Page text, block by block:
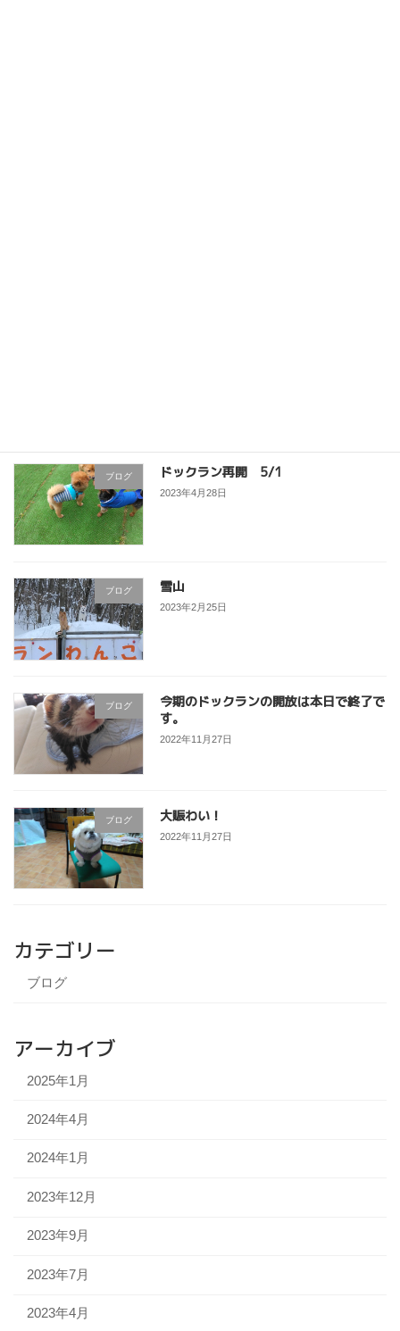
ブログ ドックラン再開 5/1
2023年4月28日
ブログ 雪山
2023年2月25日
ブログ
今期のドックランの開放は本日で終了で
す。
2022年11月27日
ブログ 大賑わい！
2022年11月27日
カテゴリー
ブログ
アーカイブ
2025年1月
2024年4月
2024年1月
2023年12月
2023年9月
2023年7月
2023年4月